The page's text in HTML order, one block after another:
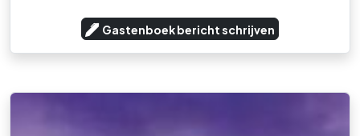
Gastenboek bericht schrijven